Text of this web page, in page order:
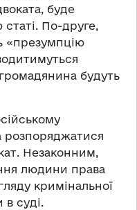
буде
По-друге,
«презумпцію
будуть
розпоряджатися
Незаконним,
людини права
кримінальної
в суді.